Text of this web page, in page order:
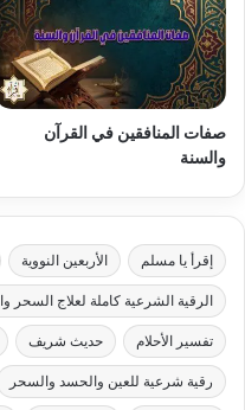
صفات المنافقين في القرآن
والسنة
إقرأ يا مسلم الأربعين النووية
الرقية الشرعية كاملة لعلاج السحر
تفسير الأحلام حديث شريف
رقية شرعية للعين والحسد والسحر